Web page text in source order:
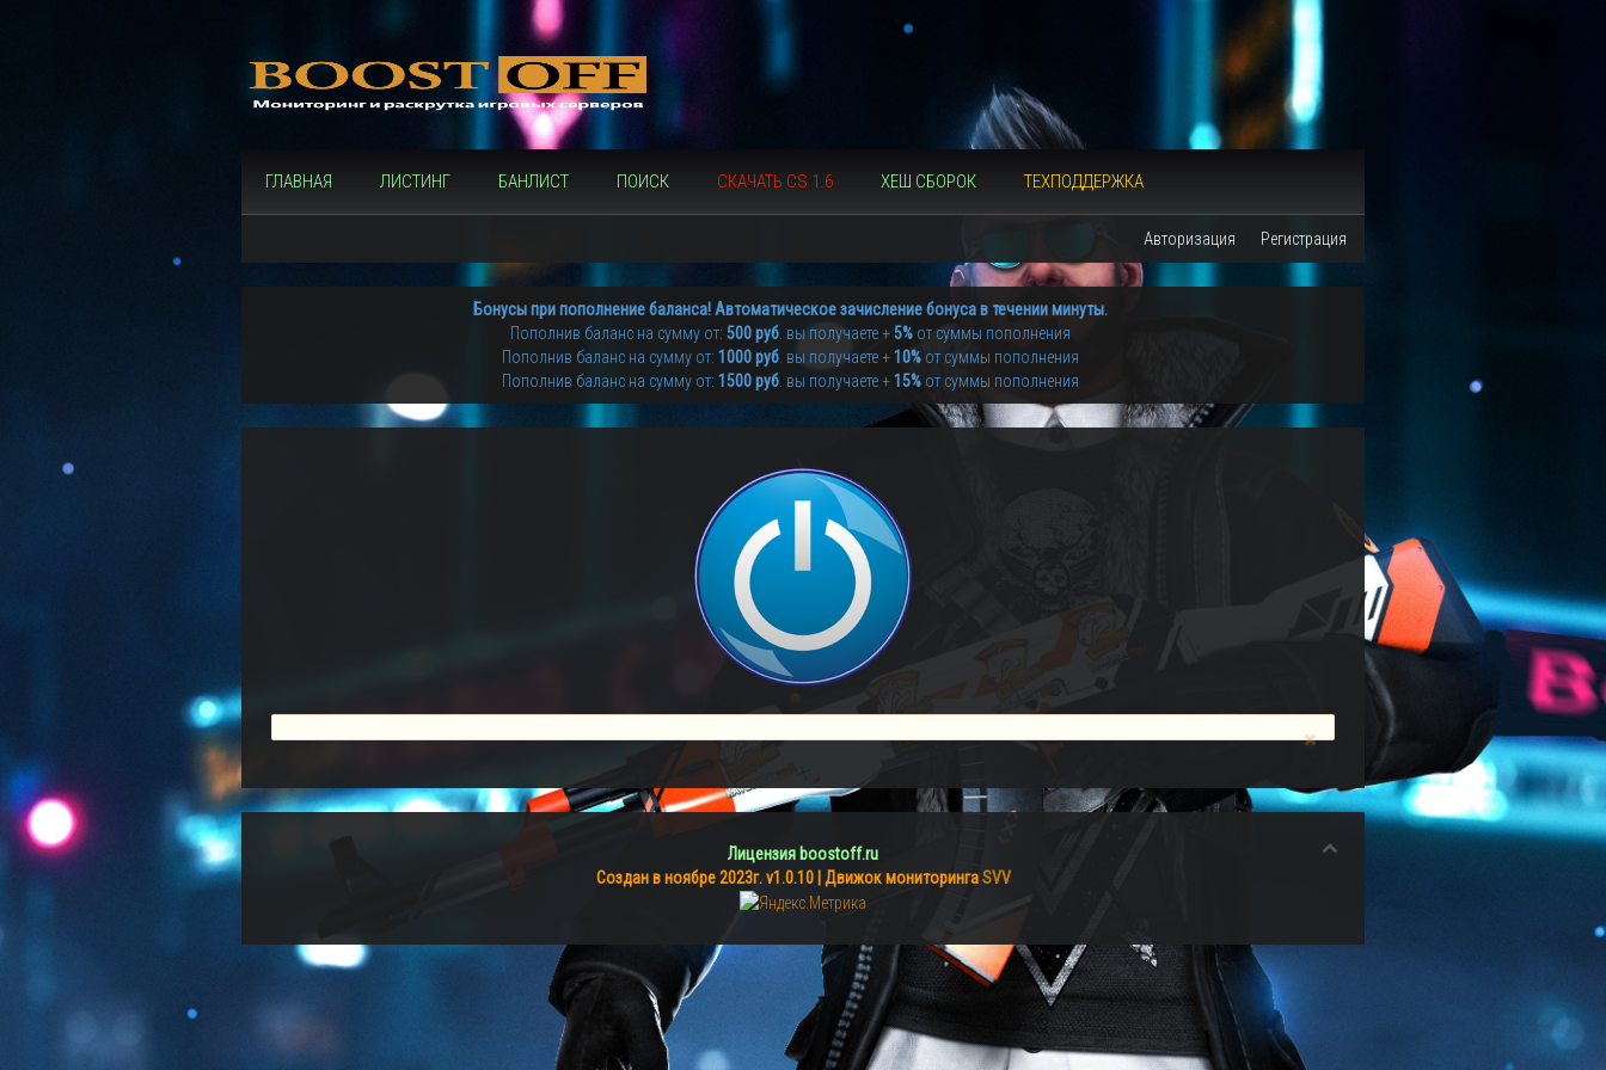
ГЛАВНАЯ ЛИСТИНГ БАНЛИСТ ПОИСК СКАЧАТЬ CS 1.6 ХЕШ СБОРОК ТЕХПОДДЕРЖКА
Авторизация Регистрация
Бонусы при пополнение баланса! Автоматическое зачисление бонуса в течении минуты.
Пополнив баланс на сумму от: 500 руб . вы получаете +5% от суммы пополнения
Пополнив баланс на сумму от: 1000 руб . вы получаете +10% от суммы пополнения
Пополнив баланс на сумму от: 1500 руб . вы получаете +15% от суммы пополнения
Лицензия boostoff.ru
Создан в ноябре 2023г. v1.0.10 | Движок мониторингаSVV